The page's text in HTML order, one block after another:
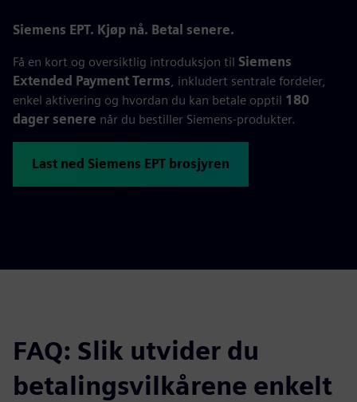
Siemens EPT. Kjøp nå. Betal senere.
Få en kort og oversiktlig introduksjon til Siemens
Extended Payment Terms, inkludert sentrale fordeler,
enkel aktivering og hvordan du kan betale opptil 180
dager senere når du bestiller Siemens‑produkter.
Last ned Siemens EPT brosjyren
FAQ: Slik utvider du
betalingsvilkårene enkelt